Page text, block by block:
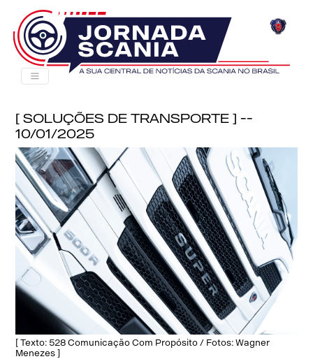
[ Soluções de Transporte ] --
10/01/2025
[ Texto: 528 Comunicação Com Propósito / Fotos: Wagner
Menezes ]